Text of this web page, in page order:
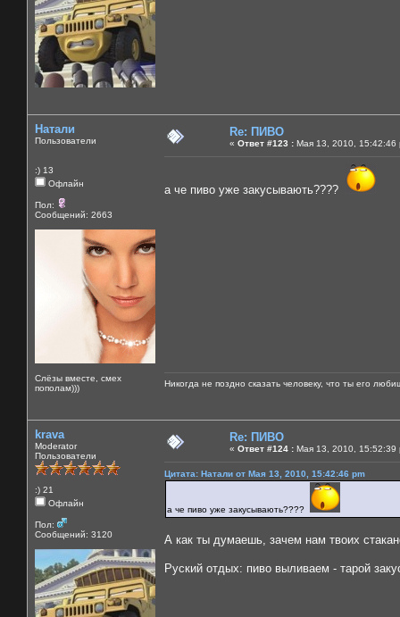
Натали
Пользователи
:) 13
Офлайн
Пол:
Сообщений: 2663
Слёзы вместе, смех
пополам)))
Re: ПИВО
« Ответ #123 : Мая 13, 2010, 15:42:46
а че пиво уже закусывають????
Никогда не поздно сказать человеку, что ты его
krava
Moderator
Пользователи
:) 21
Офлайн
Пол:
Сообщений: 3120
Re: ПИВО
« Ответ #124 : Мая 13, 2010, 15:52:39
Цитата: Натали от Мая 13, 2010, 15:42:46 pm
а че пиво уже закусывають????
А как ты думаешь, зачем нам твоих
Руский отдых: пиво выливаем - тарой